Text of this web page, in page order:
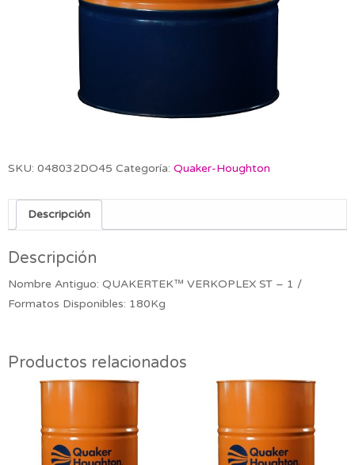
SKU: 048032DO45 Categoría: Quaker-Houghton
Descripción
Descripción
Nombre Antiguo: QUAKERTEK™ VERKOPLEX ST – 1 /
Formatos Disponibles: 180Kg
Productos relacionados